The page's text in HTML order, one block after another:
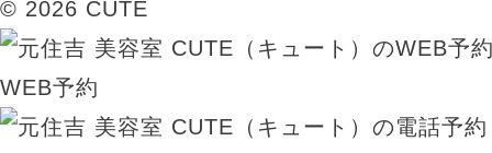
© 2026 CUTE
WEB予約